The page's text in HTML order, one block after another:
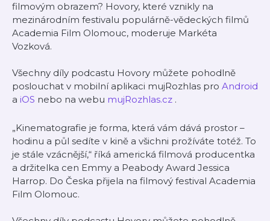
filmovým obrazem? Hovory, které vznikly na
mezinárodním festivalu populárně-vědeckých filmů
Academia Film Olomouc, moderuje Markéta
Vozková.
Všechny díly podcastu Hovory můžete pohodlně
poslouchat v mobilní aplikaci mujRozhlas pro Android
a iOS nebo na webu mujRozhlas.cz .
„Kinematografie je forma, která vám dává prostor –
hodinu a půl sedíte v kině a všichni prožíváte totéž. To
je stále vzácnější,“ říká americká filmová producentka
a držitelka cen Emmy a Peabody Award Jessica
Harrop. Do Česka přijela na filmový festival Academia
Film Olomouc.